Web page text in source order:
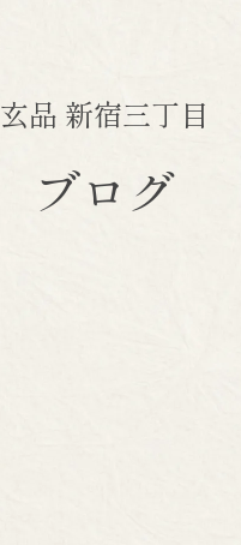
玄品 新宿三丁目
ブログ